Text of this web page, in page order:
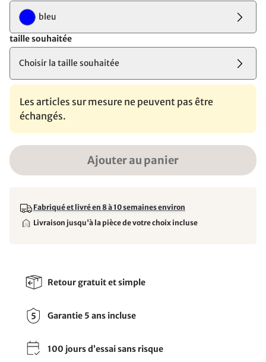
bleu
taille souhaitée
Choisir la taille souhaitée
Les articles sur mesure ne peuvent pas être
échangés.
Ajouter au panier
Fabriqué et livré en 8 à 10 semaines environ
Livraison jusqu'à la pièce de votre choix incluse
Retour gratuit et simple
Garantie 5 ans incluse
100 jours d’essai sans risque